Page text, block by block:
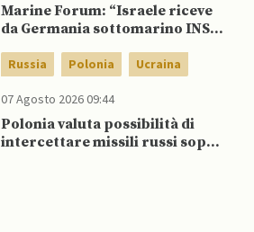
Marine Forum: “Israele riceve
da Germania sottomarino INS
Russia Polonia Ucraina
07 Agosto 2026 09:44
Polonia valuta possibilità di
intercettare missili russi sopra